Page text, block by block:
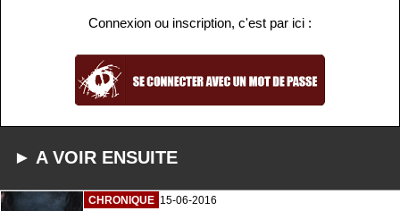
Connexion ou inscription, c'est par ici :
► A VOIR ENSUITE
CHRONIQUE 15-06-2016